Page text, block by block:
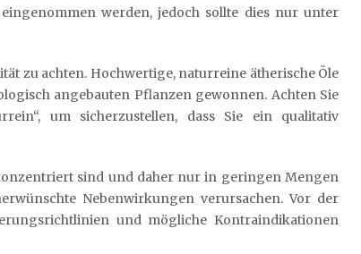
werden, jedoch sollte dies nur unter
zu achten. Hochwertige, naturreine ätherische Öle
angebauten Pflanzen gewonnen. Achten Sie
um sicherzustellen, dass Sie ein qualitativ
sind und daher nur in geringen Mengen
Nebenwirkungen verursachen. Vor der
und mögliche Kontraindikationen